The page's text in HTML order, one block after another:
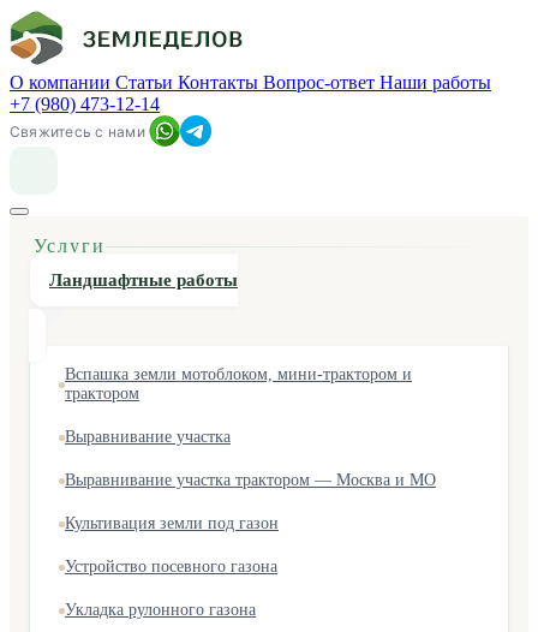
О компании Статьи Контакты Вопрос-ответ Наши работы
+7 (980) 473-12-14
Свяжитесь с нами
Услуги
Ландшафтные работы
Вспашка земли мотоблоком, мини-трактором и
трактором
Выравнивание участка
Выравнивание участка трактором — Москва и МО
Культивация земли под газон
Устройство посевного газона
Укладка рулонного газона